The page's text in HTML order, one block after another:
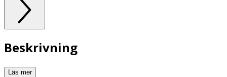
Beskrivning
Läs mer